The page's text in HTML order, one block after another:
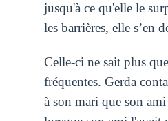
jusqu'à ce qu'elle le
les barrières, elle s’en
Celle-ci ne sait plus
fréquentes. Gerda
à son mari que son